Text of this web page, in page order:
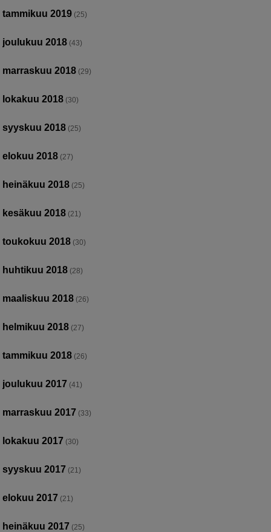
tammikuu 2019 (25)
joulukuu 2018 (43)
marraskuu 2018 (29)
lokakuu 2018 (30)
syyskuu 2018 (25)
elokuu 2018 (27)
heinäkuu 2018 (25)
kesäkuu 2018 (21)
toukokuu 2018 (30)
huhtikuu 2018 (28)
maaliskuu 2018 (26)
helmikuu 2018 (27)
tammikuu 2018 (26)
joulukuu 2017 (41)
marraskuu 2017 (33)
lokakuu 2017 (30)
syyskuu 2017 (21)
elokuu 2017 (21)
heinäkuu 2017 (25)